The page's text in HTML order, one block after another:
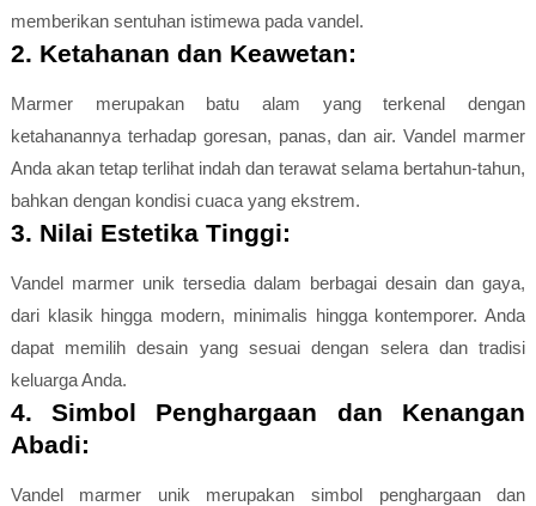
memberikan sentuhan istimewa pada vandel.
2. Ketahanan dan Keawetan:
Marmer merupakan batu alam yang terkenal dengan
ketahanannya terhadap goresan, panas, dan air. Vandel marmer
Anda akan tetap terlihat indah dan terawat selama bertahun-tahun,
bahkan dengan kondisi cuaca yang ekstrem.
3. Nilai Estetika Tinggi:
Vandel marmer unik tersedia dalam berbagai desain dan gaya,
dari klasik hingga modern, minimalis hingga kontemporer. Anda
dapat memilih desain yang sesuai dengan selera dan tradisi
keluarga Anda.
4. Simbol Penghargaan dan Kenangan
Abadi:
Vandel marmer unik merupakan simbol penghargaan dan